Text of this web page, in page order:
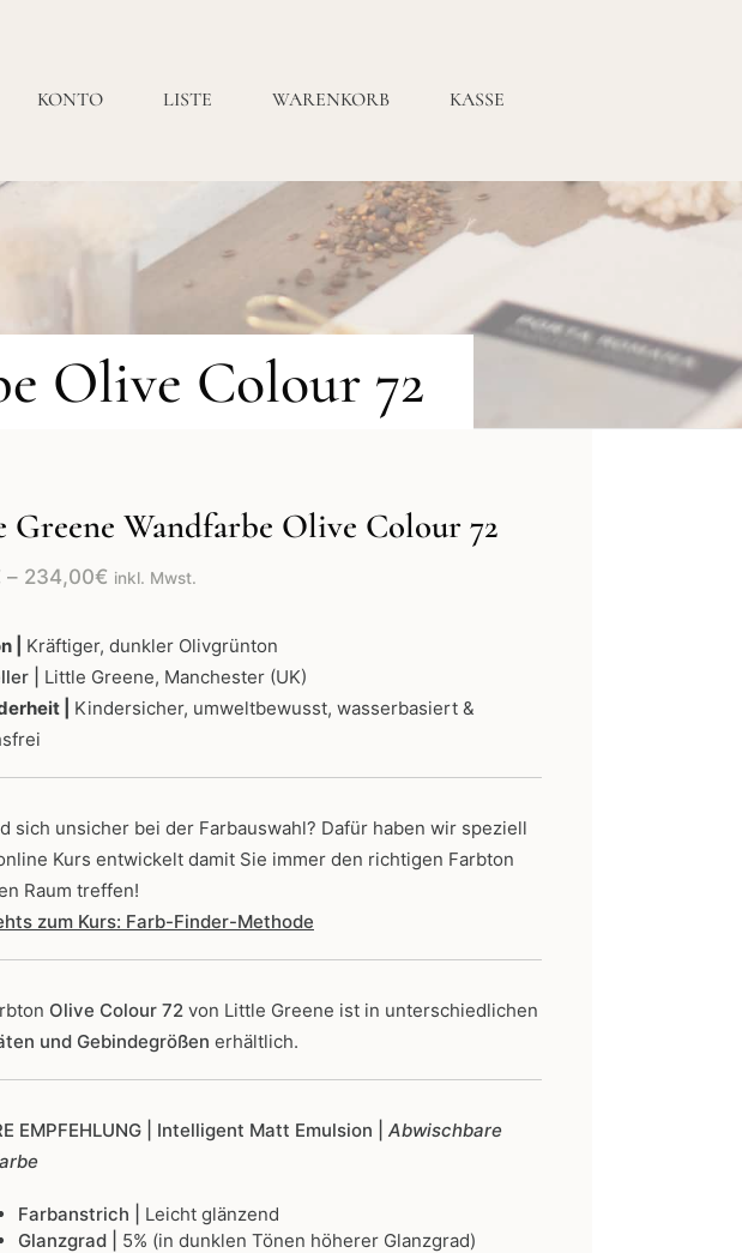
KONTO LISTE WARENKORB KASSE
Olive Colour 72
Wandfarbe Olive Colour 72
– 234,00€ Preisspanne:
bis
234,00€
inkl. Mwst.
| Kräftiger, dunkler Olivgrünton
| Little Greene, Manchester (UK)
| Kindersicher, umweltbewusst, wasserbasiert &
sich unsicher bei der Farbauswahl? Dafür haben wir speziell
Kurs entwickelt damit Sie immer den richtigen Farbton
Raum treffen!
zum Kurs: Farb-Finder-Methode
Olive Colour 72 von Little Greene ist in unterschiedlichen
und Gebindegrößen erhältlich.
EMPFEHLUNG | Intelligent Matt Emulsion | Abwischbare
Farbanstrich | Leicht glänzend
Glanzgrad | 5% (in dunklen Tönen höherer Glanzgrad)